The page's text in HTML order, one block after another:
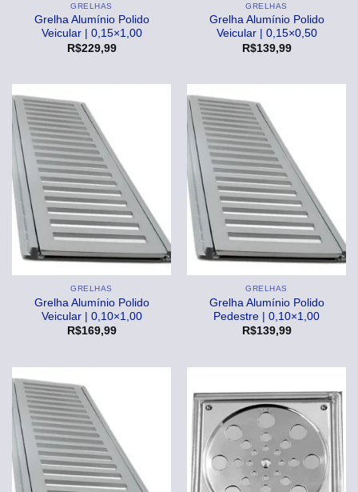
GRELHAS
Grelha Alumínio Polido
Veicular | 0,15×1,00
R$229,99
GRELHAS
Grelha Alumínio Polido
Veicular | 0,15×0,50
R$139,99
GRELHAS
Grelha Alumínio Polido
Veicular | 0,10×1,00
R$169,99
GRELHAS
Grelha Alumínio Polido
Pedestre | 0,10×1,00
R$139,99